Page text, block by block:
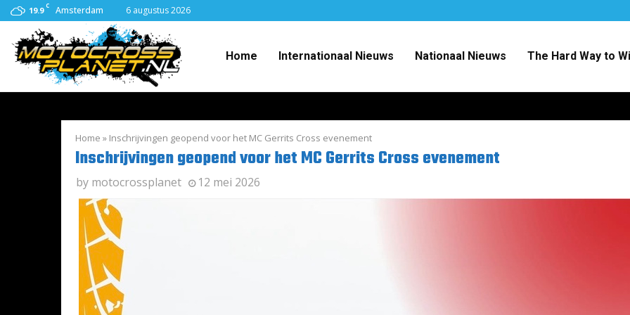
19.9 C Amsterdam 6 augustus 2026
Home Internationaal Nieuws Nationaal Nieuws The Hard Way to
Home » Inschrijvingen geopend voor het MC Gerrits Cross evenement
Inschrijvingen geopend voor het MC Gerrits Cross evenement
by motocrossplanet 12 mei 2026